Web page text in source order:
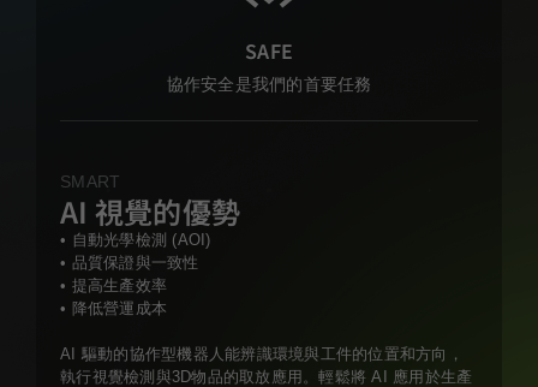
SAFE
協作安全是我們的首要任務
SMART
AI 視覺的優勢
• 自動光學檢測 (AOI)
• 品質保證與一致性
• 提高生產效率
• 降低營運成本
AI 驅動的協作型機器人能辨識環境與工件的位置和方向，
執行視覺檢測與3D物品的取放應用。輕鬆將 AI 應用於生產